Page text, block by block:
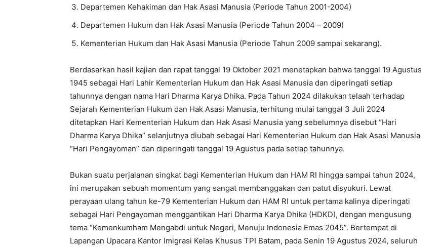
Departemen Kehakiman dan Hak Asasi Manusia (Periode Tahun 2001-2004)
Departemen Hukum dan Hak Asasi Manusia (Periode Tahun 2004 – 2009)
Kementerian Hukum dan Hak Asasi Manusia (Periode Tahun 2009 sampai sekarang).
Berdasarkan hasil kajian dan rapat tanggal 19 Oktober 2021 menetapkan bahwa tanggal 19 Agustus
1945 sebagai Hari Lahir Kementerian Hukum dan Hak Asasi Manusia dan diperingati setiap
tahunnya dengan nama Hari Dharma Karya Dhika. Pada Tahun 2024 dilakukan telaah terhadap
Sejarah Kementerian Hukum dan Hak Asasi Manusia, terhitung mulai tanggal 3 Juli 2024
ditetapkan Hari Kementerian Hukum dan Hak Asasi Manusia yang sebelumnya disebut “Hari
Dharma Karya Dhika” selanjutnya diubah sebagai Hari Kementerian Hukum dan Hak Asasi Manusia
“Hari Pengayoman” dan diperingati tanggal 19 Agustus pada setiap tahunnya.
Bukan suatu perjalanan singkat bagi Kementerian Hukum dan HAM RI hingga sampai tahun 2024,
ini merupakan sebuah momentum yang sangat membanggakan dan patut disyukuri. Lewat
perayaan ulang tahun ke-79 Kementerian Hukum dan HAM RI untuk pertama kalinya diperingati
sebagai Hari Pengayoman menggantikan Hari Dharma Karya Dhika (HDKD), dengan mengusung
tema “Kemenkumham Mengabdi untuk Negeri, Menuju Indonesia Emas 2045”. Bertempat di
Lapangan Upacara Kantor Imigrasi Kelas Khusus TPI Batam, pada Senin 19 Agustus 2024, seluruh